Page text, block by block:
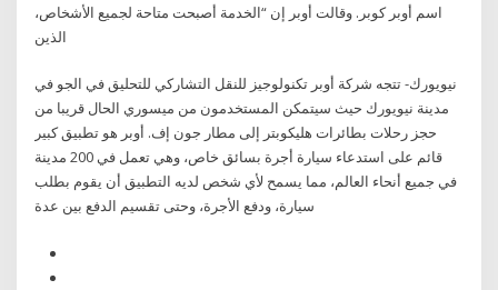
اسم أوبر كوبر. وقالت أوبر إن “الخدمة أصبحت متاحة لجميع الأشخاص،
الذين
نيويورك- تتجه شركة أوبر تكنولوجيز للنقل التشاركي للتحليق في الجو في
مدينة نيويورك حيث سيتمكن المستخدمون من ميسوري الحال قريبا من
حجز رحلات بطائرات هليكوبتر إلى مطار جون إف. أوبر هو تطبيق كبير
قائم على استدعاء سيارة أجرة بسائق خاص، وهي تعمل في 200 مدينة
في جميع أنحاء العالم، مما يسمح لأي شخص لديه التطبيق أن يقوم بطلب
سيارة، ودفع الأجرة، وحتى تقسيم الدفع بين عدة